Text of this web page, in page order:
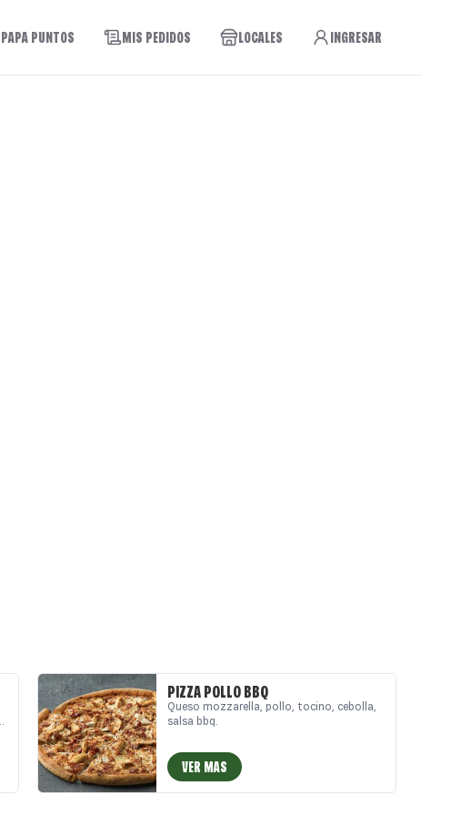
PAPA PUNTOS MIS PEDIDOS LOCALES INGRESAR
PIZZA POLLO BBQ
Queso mozzarella, pollo, tocino, cebolla,
salsa bbq.
VER MAS